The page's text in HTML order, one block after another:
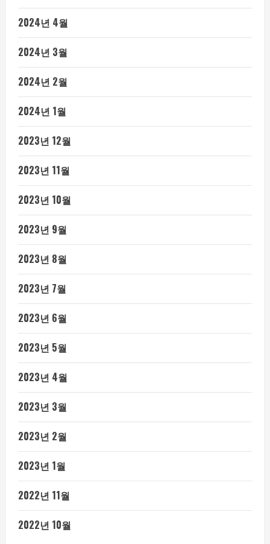
2024년 4월
2024년 3월
2024년 2월
2024년 1월
2023년 12월
2023년 11월
2023년 10월
2023년 9월
2023년 8월
2023년 7월
2023년 6월
2023년 5월
2023년 4월
2023년 3월
2023년 2월
2023년 1월
2022년 11월
2022년 10월